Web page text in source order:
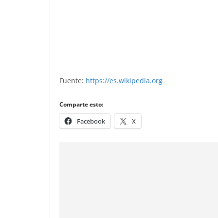
Fuente: https://es.wikipedia.org
Comparte esto:
Facebook X